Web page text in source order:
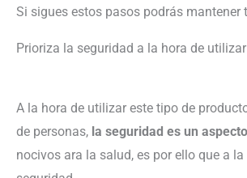
Si sigues estos pasos podrás
Prioriza la seguridad a la hora de
A la hora de utilizar este tipo de
de personas, la seguridad es un
nocivos ara la salud, es por ello que a